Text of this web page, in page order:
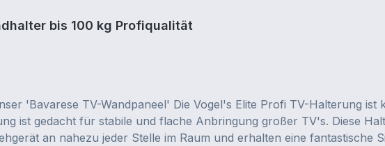
bis 100 kg Profiqualität
'Bavarese TV-Wandpaneel' Die Vogel's Elite Profi TV-Halterung
ist gedacht für stabile und flache Anbringung großer TV's. Diese
an nahezu jeder Stelle im Raum und erhalten eine